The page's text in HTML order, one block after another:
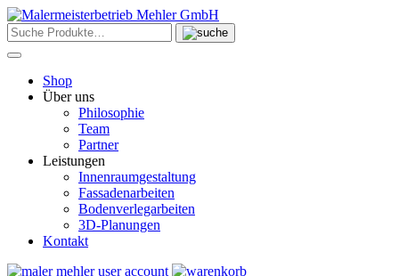
Skip
to
content
Shop
Über uns
Philosophie
Team
Partner
Leistungen
Innenraumgestaltung
Fassadenarbeiten
Bodenverlegarbeiten
3D-Planungen
Kontakt